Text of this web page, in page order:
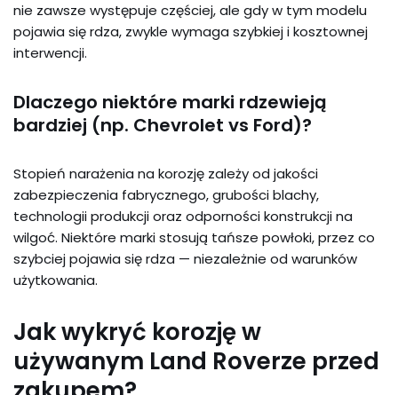
nie zawsze występuje częściej, ale gdy w tym modelu
pojawia się rdza, zwykle wymaga szybkiej i kosztownej
interwencji.
Dlaczego niektóre marki rdzewieją
bardziej (np. Chevrolet vs Ford)?
Stopień narażenia na korozję zależy od jakości
zabezpieczenia fabrycznego, grubości blachy,
technologii produkcji oraz odporności konstrukcji na
wilgoć. Niektóre marki stosują tańsze powłoki, przez co
szybciej pojawia się rdza — niezależnie od warunków
użytkowania.
Jak wykryć korozję w
używanym Land Roverze przed